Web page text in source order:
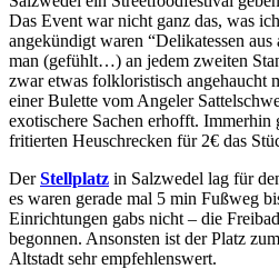
Das Event war nicht ganz das, was
angekündigt waren “Delikatessen
man (gefühlt…) an jedem zweiten
zwar etwas folkloristisch angehaucht
einer Bulette vom Angeler
exotischere Sachen erhofft. Immerhin
fritierten Heuschrecken für 2€ das
DerStellplatz in Salzwedel lag für
es waren gerade mal 5 min Fußweg
Einrichtungen gabs nicht – die
begonnen. Ansonsten ist der Platz
Altstadt sehr empfehlenswert.